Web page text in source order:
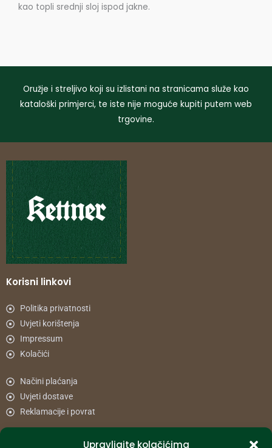
Upravljajte kolačićima
kao topli srednji sloj ispod jakne.
Oružje i streljivo koji su izlistani na stranicama služe kao
kataloški primjerci, te iste nije moguće kupiti putem web
trgovine.
Korisni linkovi
Politika privatnosti
Uvjeti korištenja
Impressum
Kolačići
Načini plaćanja
Uvjeti dostave
Reklamacije i povrat